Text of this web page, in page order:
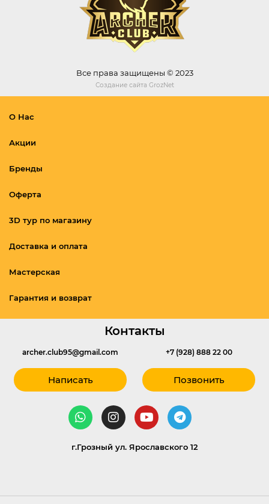
Все права защищены © 2023
Создание сайта GrozNet
О Нас
Акции
Бренды
Оферта
3D тур по магазину
Доставка и оплата
Мастерская
Гарантия и возврат
Контакты
archer.club95@gmail.com
Написать
+7 (928) 888 22 00
Позвонить
г.Грозный ул. Ярославского 12